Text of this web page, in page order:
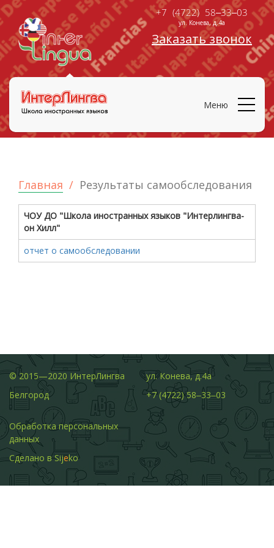
+7 (4722) 58‒33‒03
ул. Конева, д.4а
Заказать звонок
Меню
Главная Результаты самообследования
ЧОУ ДО "Школа иностранных языков "Интерлингва-
он Хилл"
отчет о самообследовании
© 2015—2020 ИнтерЛингва
Белгород
ул. Конева, д.4а
+7 (4722) 58‒33‒03
Обработка персональных
данных
Сделано вSijeko